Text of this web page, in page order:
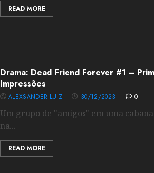
READ MORE
Drama: Dead Friend Forever #1 –
Impressões
ALEXSANDER LUIZ 30/12/2023 0
Um grupo de "amigos" em uma
na...
READ MORE